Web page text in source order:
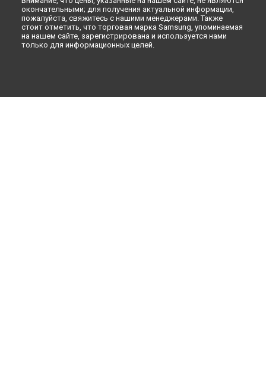
Москве
Ремонт морозильной камеры RZ28H6050SS Samsung в
Санкт-Петербурге
окончательными; для получения актуальной информации,
пожалуйста, свяжитесь с нашими менеджерами. Также
стоит отметить, что торговая марка Samsung, упоминаемая
на нашем сайте, зарегистрирована и используется нами
только для информационных целей.